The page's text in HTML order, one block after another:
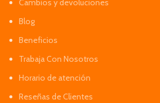
Cambios y devoluciones
Blog
Beneficios
Trabaja Con Nosotros
Horario de atención
Reseñas de Clientes